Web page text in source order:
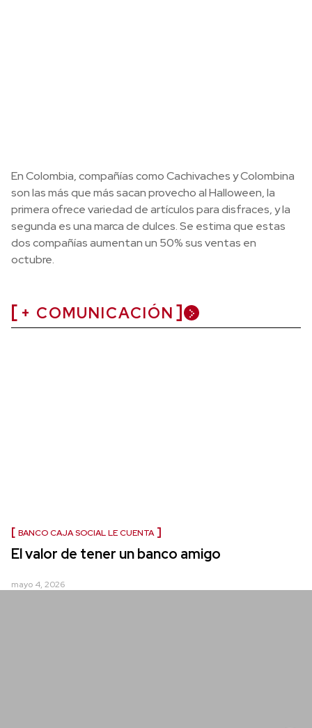
En Colombia, compañías como Cachivaches y Colombina
son las más que más sacan provecho al Halloween, la
primera ofrece variedad de artículos para disfraces, y la
segunda es una marca de dulces. Se estima que estas
dos compañías aumentan un 50% sus ventas en
octubre.
+ COMUNICACIÓN
BANCO CAJA SOCIAL LE CUENTA
El valor de tener un banco amigo
mayo 4, 2026